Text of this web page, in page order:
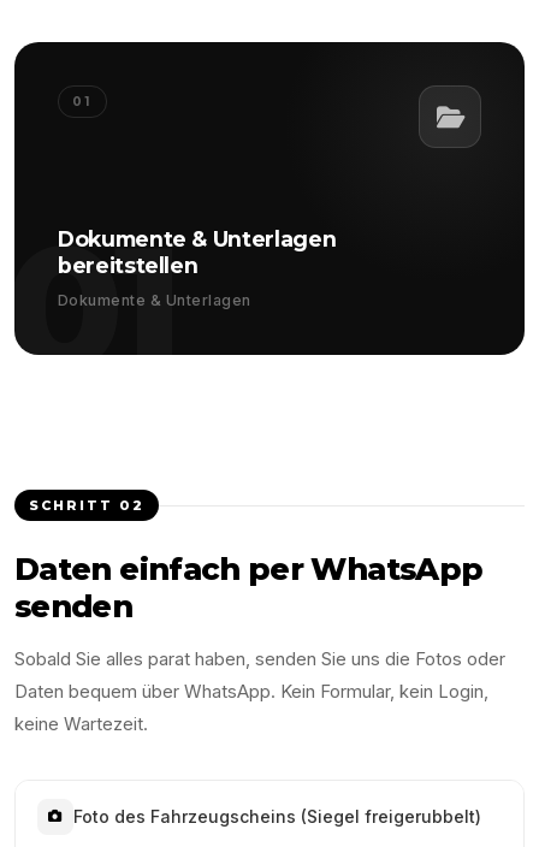
01
01
Dokumente & Unterlagen
bereitstellen
Dokumente & Unterlagen
SCHRITT 02
Daten einfach per WhatsApp
senden
Sobald Sie alles parat haben, senden Sie uns die Fotos oder
Daten bequem über WhatsApp. Kein Formular, kein Login,
keine Wartezeit.
Foto des Fahrzeugscheins (Siegel freigerubbelt)